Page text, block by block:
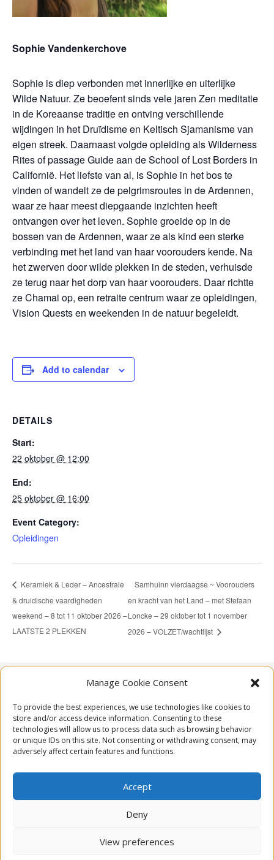
Manage Cookie Consent
To provide the best experiences, we use technologies like cookies to
store and/or access device information. Consenting to these
technologies will allow us to process data such as browsing behavior
or unique IDs on this site. Not consenting or withdrawing consent, may
adversely affect certain features and functions.
Accept
Deny
View preferences
Sophie Vandenkerchove
Sophie is diep verbonden met innerlijke en uiterlijke
Wilde Natuur. Ze beoefent sinds vele jaren Zen meditatie
in de Koreaanse traditie en ontving verschillende
wijdingen in het Druïdisme en Keltisch Sjamanisme van
eigen streek. Daarnaast volgde opleiding als Wilderness
Rites of passage Guide aan de School of Lost Borders in
Californië. Het liefste van al, is Sophie in het bos te
vinden of wandelt ze de pelgrimsroutes in de Ardennen,
waar ze haar meest diepgaande inzichten heeft
ontvangen over het leven. Sophie groeide op in de
bossen van de Ardennen, waar ze als kind een sterke
verbinding met het land van haar voorouders kende. Na
het zwerven door wilde plekken in de steden, verhuisde
ze terug naar het dorp van haar voorouders. Daar richtte
ze Chamai op, een retraite centrum waar ze opleidingen,
Vision Quests en weekenden in de natuur begeleidt.
Add to calendar
DETAILS
Start:
22 oktober @ 12:00
End:
25 oktober @ 16:00
Event Category:
Opleidingen
Keramiek & Leder – Ancestrale
& druidische vaardigheden
weekend – 8 tot 11 oktober 2026 –
LAATSTE 2 PLEKKEN
Samhuinn vierdaagse ~ Voorouders
en kracht van het Land – met Stefaan
Loncke – 29 oktober tot 1 november
2026 – VOLZET/wachtlijst

Rue Saint-Brice 15
6987 Hodister
België
 Email
Volg ons via Facebook